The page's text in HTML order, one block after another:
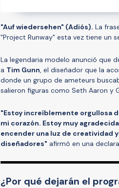
"Auf wiedersehen" (Adiós). La
"Project Runway" esta vez tiene un
La legendaria modelo anunció que
a Tim Gunn, el diseñador que la
donde un grupo de ameteurs
salieron figuras como Seth Aaron y
"Estoy increíblemente orgullosa
mi corazón. Estoy muy
encender una luz de creatividad
diseñadores" afirmó en una
¿Por qué dejarán el